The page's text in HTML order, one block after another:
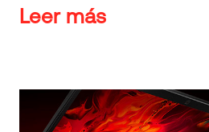
Leer más